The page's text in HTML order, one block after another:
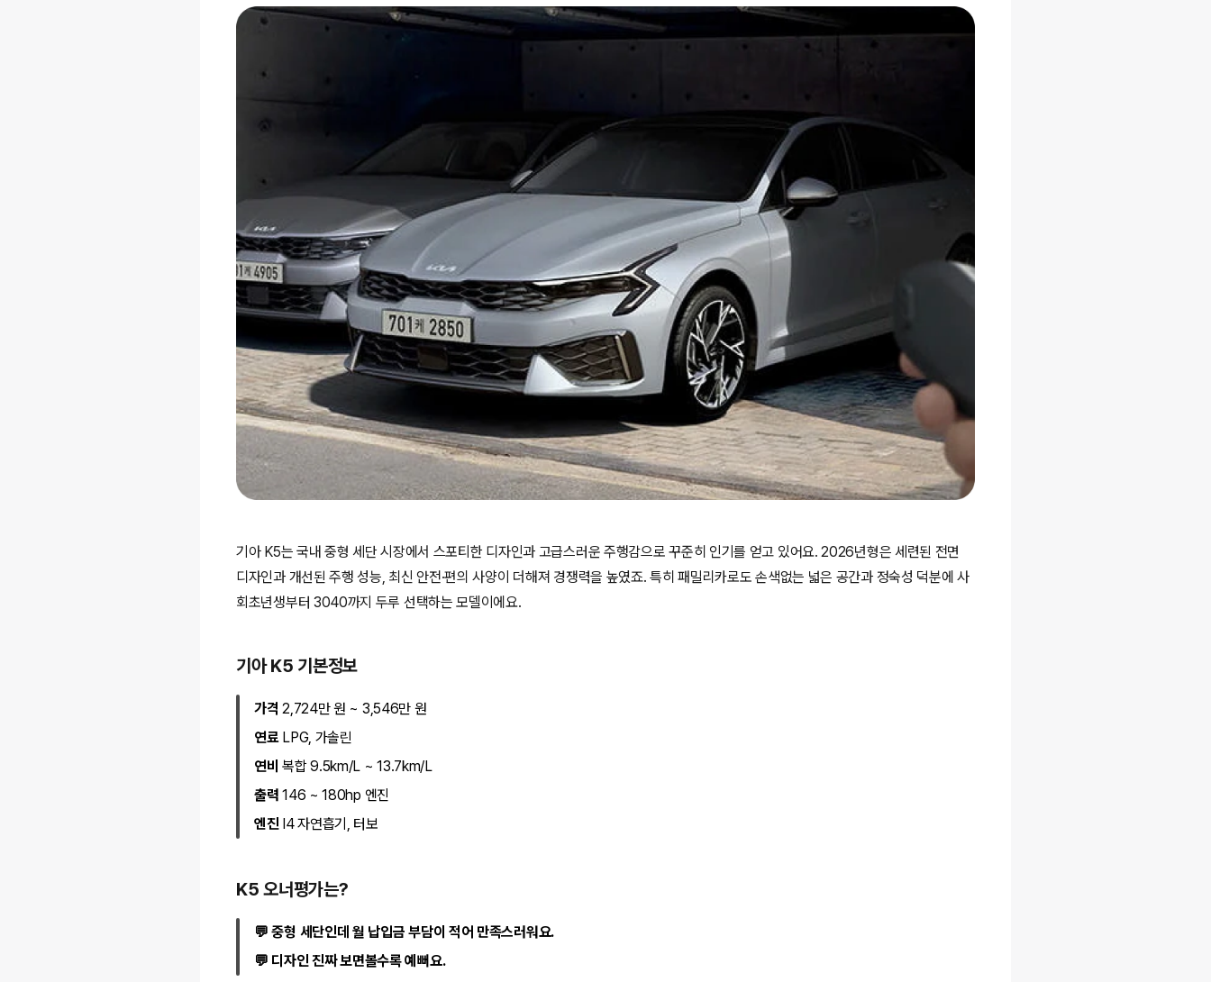
기아 K5는 국내 중형 세단 시장에서 스포티한 디자인과 고급스러운 주행감으로 꾸준히 인기를 얻고 있어요. 2026년형은 세련된 전면
디자인과 개선된 주행 성능, 최신 안전·편의 사양이 더해져 경쟁력을 높였죠. 특히 패밀리카로도 손색없는 넓은 공간과 정숙성 덕분에 사
회초년생부터 3040까지 두루 선택하는 모델이에요.
기아 K5 기본정보
가격 2,724만 원 ~ 3,546만 원
연료LPG, 가솔린
연비 복합 9.5km/L ~ 13.7km/L
출력 146 ~ 180hp 엔진
엔진I4 자연흡기, 터보
K5 오너평가는?
💬 중형 세단인데 월 납입금 부담이 적어 만족스러워요.
💬 디자인 진짜 보면볼수록 예뻐요.